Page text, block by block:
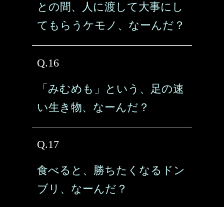
との間、人に渡して大事にし
てもらうケモノ、なーんだ？
Q.16
「みむめも」という、足の速
い生き物、なーんだ？
Q.17
食べると、勝ちたくなるドン
ブリ、なーんだ？